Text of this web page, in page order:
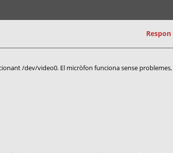
/dev/video0. El micròfon funciona sense